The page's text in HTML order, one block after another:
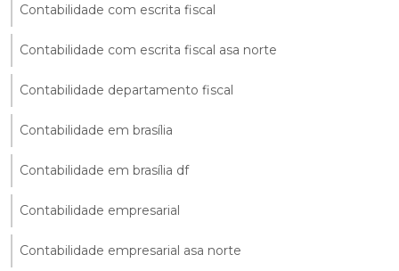
Contabilidade com escrita fiscal
Contabilidade com escrita fiscal asa norte
Contabilidade departamento fiscal
Contabilidade em brasília
Contabilidade em brasília df
Contabilidade empresarial
Contabilidade empresarial asa norte